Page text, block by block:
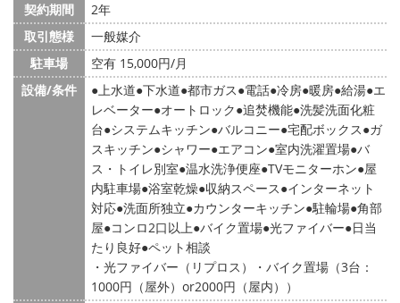
契約期間
2年
取引態様
一般媒介
駐車場
空有 15,000円/月
設備/条件
上水道 下水道 都市ガス 電話 冷房 暖房 給湯 エ
レベーター オートロック 追焚機能 洗髪洗面化粧
台 システムキッチン バルコニー 宅配ボックス ガ
スキッチン シャワー エアコン 室内洗濯置場 バ
ス・トイレ別室 温水洗浄便座 TVモニターホン 屋
内駐車場 浴室乾燥 収納スペース インターネット
対応 洗面所独立 カウンターキッチン 駐輪場 角部
屋 コンロ2口以上 バイク置場 光ファイバー 日当
たり良好 ペット相談
・光ファイバー（リプロス）・バイク置場（3台：
1000円（屋外）or2000円（屋内））